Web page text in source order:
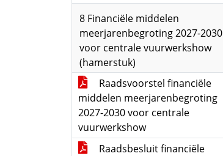
8 Financiële middelen
meerjarenbegroting 2027-2030
voor centrale vuurwerkshow
(hamerstuk)
Raadsvoorstel financiële
middelen meerjarenbegroting
2027-2030 voor centrale
vuurwerkshow
Raadsbesluit financiële